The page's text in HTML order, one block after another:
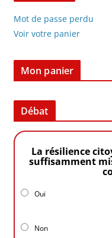
Mot de passe perdu
Voir votre panier
Mon panier
Débat
La résilience
suffisamment
Oui
Non